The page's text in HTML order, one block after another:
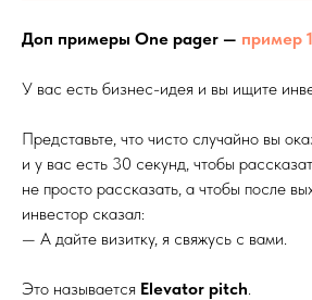
Доп примеры One pager — пример 1
У вас есть бизнес-идея и вы ищите
Представьте, что чисто случайно вы
и у вас есть 30 секунд, чтобы
не просто рассказать, а чтобы после
инвестор сказал:
— А дайте визитку, я свяжусь с вами.
Это называется Elevator pitch.